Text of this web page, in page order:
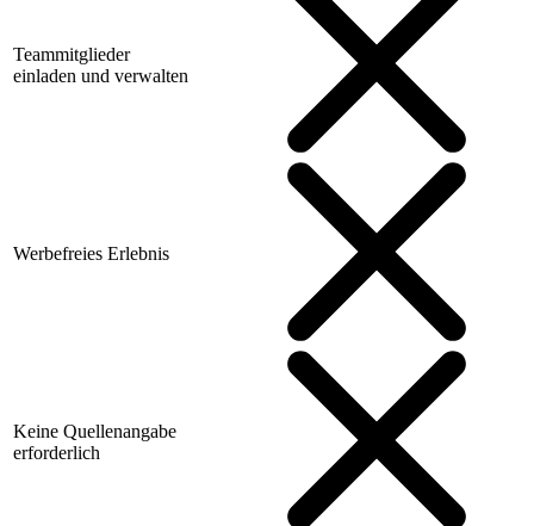
Teammitglieder
einladen und verwalten
Werbefreies Erlebnis
Keine Quellenangabe
erforderlich